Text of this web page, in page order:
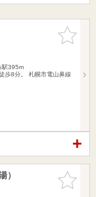
お気に入
りに追加
駅395m
歩8分。 札幌市電山鼻線
お気に入
りに追加
）